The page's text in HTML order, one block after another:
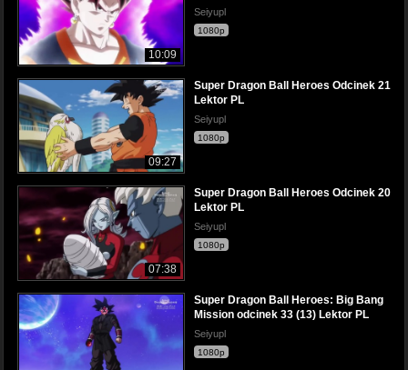
10:09
Seiyupl
1080p
09:27
Super Dragon Ball Heroes Odcinek 21
Lektor PL
Seiyupl
1080p
07:38
Super Dragon Ball Heroes Odcinek 20
Lektor PL
Seiyupl
1080p
Super Dragon Ball Heroes: Big Bang
Mission odcinek 33 (13) Lektor PL
Seiyupl
1080p